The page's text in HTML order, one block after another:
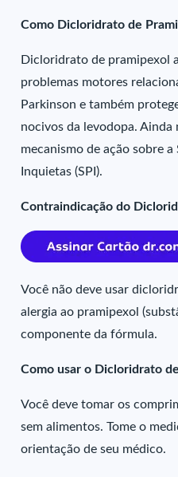
Como Dicloridrato de
Dicloridrato de pramipexol
problemas motores
Parkinson e também
nocivos da levodopa. Ainda
mecanismo de ação sobre
Inquietas (SPI).
Contraindicação do
Você não deve usar
alergia ao pramipexol
componente da fórmula.
Como usar o Dicloridrato
Você deve tomar os
sem alimentos. Tome o
orientação de seu médico.